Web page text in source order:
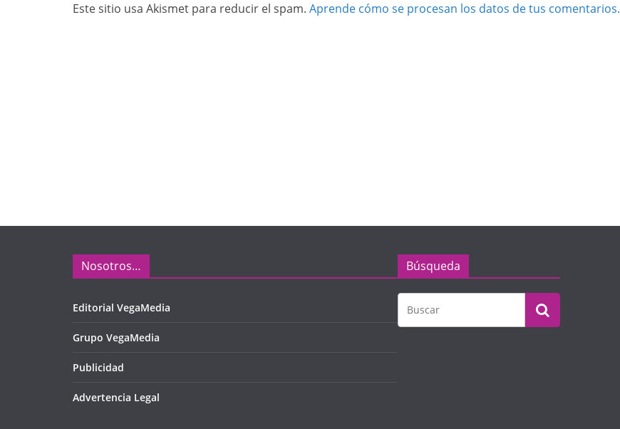
Este sitio usa Akismet para reducir el spam. Aprende cómo se procesan los datos de tus comentarios.
Nosotros…
Editorial VegaMedia
Grupo VegaMedia
Publicidad
Advertencia Legal
Búsqueda